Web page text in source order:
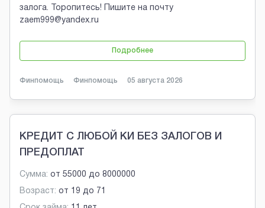
залога. Торопитесь! Пишите на почту
zaem999@yandex.ru
Подробнее
Финпомощь Финпомощь 05 августа 2026
КРЕДИТ С ЛЮБОЙ КИ БЕЗ ЗАЛОГОВ И
ПРЕДОПЛАТ
Сумма: от 55000 до 8000000
Возраст: от 19 до 71